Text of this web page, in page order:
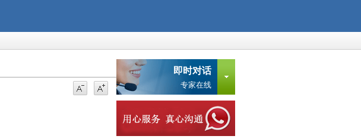
即时对话
专家在线